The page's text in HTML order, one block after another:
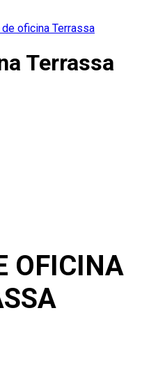
oficina Terrassa
Terrassa
OFICINA